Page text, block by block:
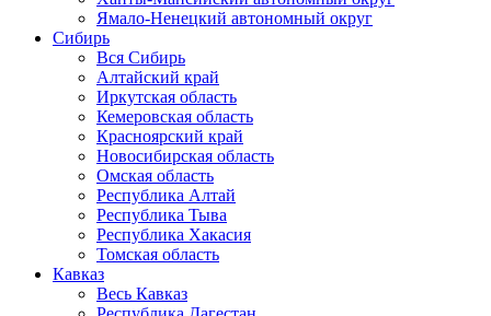
Ямало-Ненецкий автономный округ
Сибирь
Вся Сибирь
Алтайский край
Иркутская область
Кемеровская область
Красноярский край
Новосибирская область
Омская область
Республика Алтай
Республика Тыва
Республика Хакасия
Томская область
Кавказ
Весь Кавказ